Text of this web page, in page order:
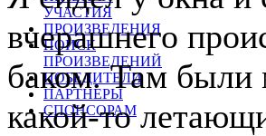
УЧАСТИЯ
ПРОИЗВЕДЕНИЯ
ПОИСК
ПРОИЗВЕДЕНИЙ
ПОБЕДИТЕЛИ
ПАРТНЕРЫ
СПОНСОРАМ
вчерашнего
баком. Там были
какой-то